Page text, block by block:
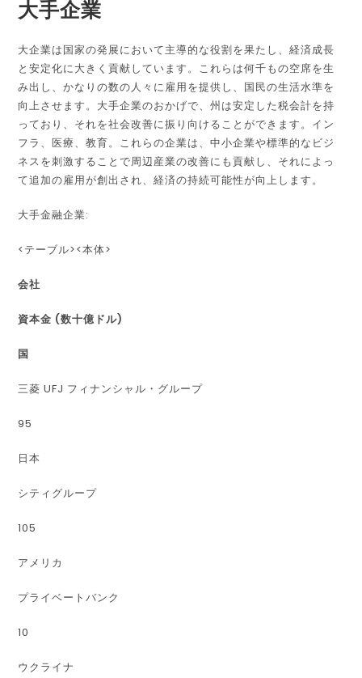
大手企業
大企業は国家の発展において主導的な役割を果たし、経済成長
と安定化に大きく貢献しています。これらは何千もの空席を生
み出し、かなりの数の人々に雇用を提供し、国民の生活水準を
向上させます。大手企業のおかげで、州は安定した税会計を持
っており、それを社会改善に振り向けることができます。イン
フラ、医療、教育。これらの企業は、中小企業や標準的なビジ
ネスを刺激することで周辺産業の改善にも貢献し、それによっ
て追加の雇用が創出され、経済の持続可能性が向上します。
大手金融企業:
<テーブル><本体>
会社
資本金 (数十億ドル)
国
三菱 UFJ フィナンシャル・グループ
95
日本
シティグループ
105
アメリカ
プライベートバンク
10
ウクライナ